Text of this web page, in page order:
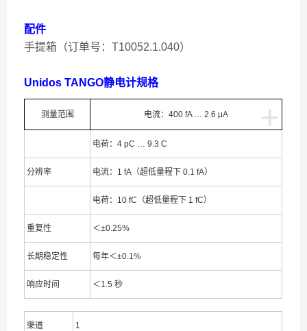
配件
手提箱（订单号：T10052.1.040）
Unidos TANGO静电计规格
+
测量范围 电流：400 fA … 2.6 μA
电荷：4 pC … 9.3 C
分辨率 电流：1 fA（超低量程下 0.1 fA）
电荷：10 fC（超低量程下 1 fC）
重复性 ＜±0.25%
长期稳定性 每年＜±0.1%
响应时间 ＜1.5 秒
渠道 1